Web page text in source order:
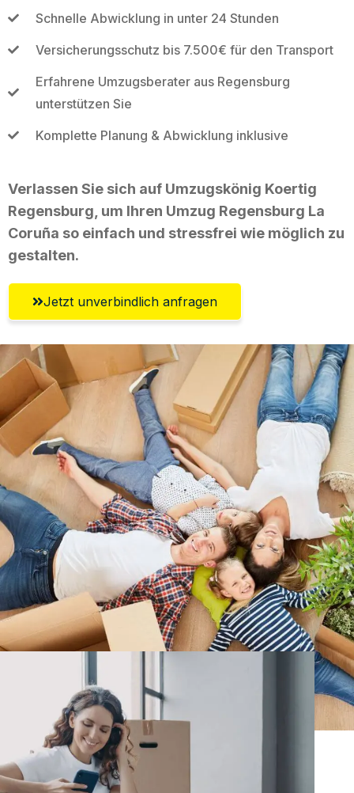
Schnelle Abwicklung in unter 24 Stunden
Versicherungsschutz bis 7.500€ für den Transport
Erfahrene Umzugsberater aus Regensburg
unterstützen Sie
Komplette Planung & Abwicklung inklusive
Verlassen Sie sich auf Umzugskönig Koertig
Regensburg, um Ihren Umzug Regensburg La
Coruña so einfach und stressfrei wie möglich zu
gestalten.
Jetzt unverbindlich anfragen